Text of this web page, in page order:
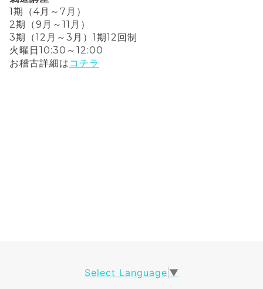
1期（4月～7月）
2期（9月～11月）
3期（12月～3月）1期12回制
火曜日10:30～12:00
お稽古詳細は コチラ
Select Language ▼